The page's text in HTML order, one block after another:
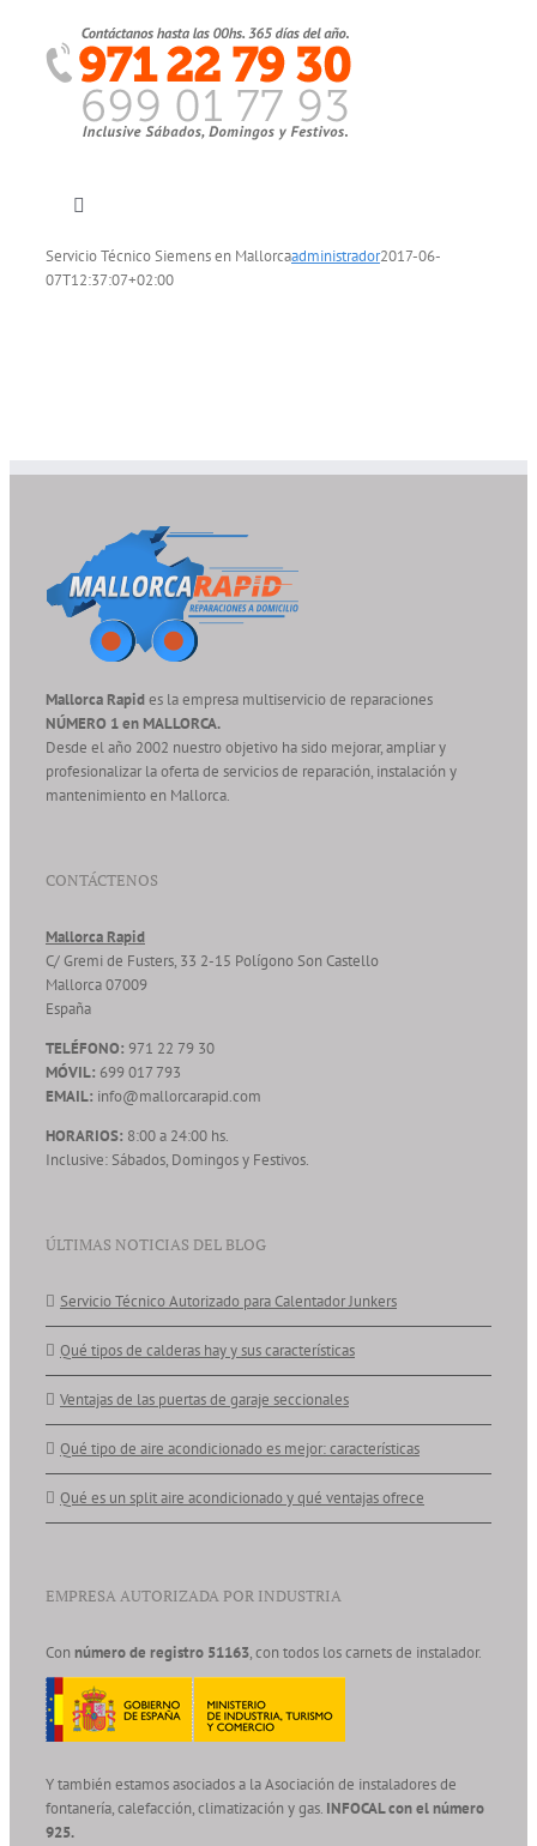
contenido
Toggle
Inicio
Servicio Técnico
Garantía
Blog
Servicio Técnico Siemens en Mallorcaadministrador2017-06-
07T12:37:07+02:00
Mallorca Rapides la empresa multiservicio de reparaciones
NÚMERO 1 en MALLORCA.
Desde el año 2002 nuestro objetivo ha sido mejorar, ampliar y
profesionalizar la oferta de servicios de reparación, instalación y
mantenimiento en Mallorca.
CONTÁCTENOS
Mallorca Rapid
C/ Gremi de Fusters, 33 2-15 Polígono Son Castello
Mallorca07009
España
TELÉFONO: 971 22 79 30
MÓVIL: 699 017 793
EMAIL: info@mallorcarapid.com
HORARIOS: 8:00 a 24:00 hs.
Inclusive: Sábados, Domingos y Festivos.
ÚLTIMAS NOTICIAS DEL BLOG
Servicio Técnico Autorizado para Calentador Junkers
Qué tipos de calderas hay y sus características
Ventajas de las puertas de garaje seccionales
Qué tipo de aire acondicionado es mejor: características
Qué es un split aire acondicionado y qué ventajas ofrece
EMPRESA AUTORIZADA POR INDUSTRIA
Con número de registro 51163, con todos los carnets de instalador.
Y también estamos asociados a la Asociación de instaladores de
fontanería, calefacción, climatización y gas. INFOCAL con el número
925.